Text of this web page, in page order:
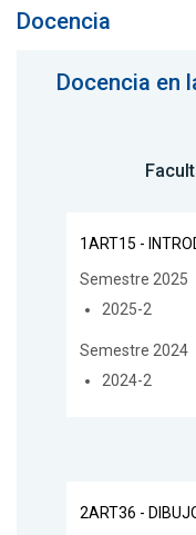
Docencia
Docencia en
1ART15 -
Semestre 2025
2025-2
Semestre 2024
2024-2
2ART36 -